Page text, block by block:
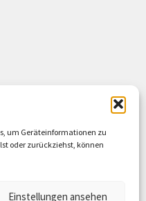
um Geräteinformationen zu
oder zurückziehst, können
Einstellungen ansehen